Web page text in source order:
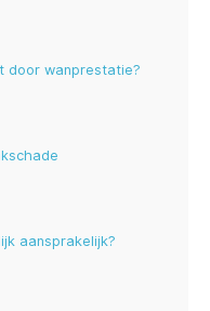
door wanprestatie?
aansprakelijk?